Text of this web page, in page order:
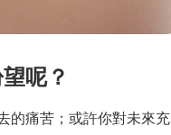
呢？
的痛苦；或許你對未來充